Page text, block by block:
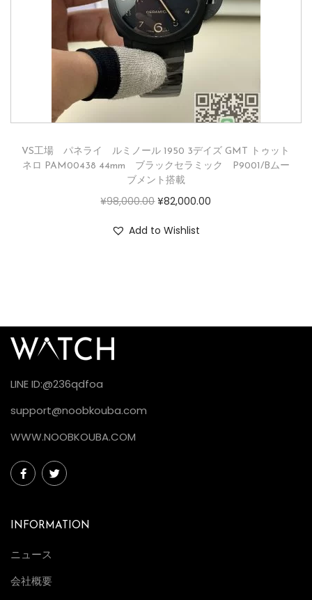
VS工場 パネライ ルミノール 1950 3デイズ GMT トゥット
ネロ PAM00438 44mm ブラックセラミック P9001/Bムー
ブメント搭載
¥98,000.00 ¥82,000.00
Add to Wishlist
LINE ID:@236qdfoa
support@noobkouba.com
WWW.NOOBKOUBA.COM
INFORMATION
ニュース
会社概要